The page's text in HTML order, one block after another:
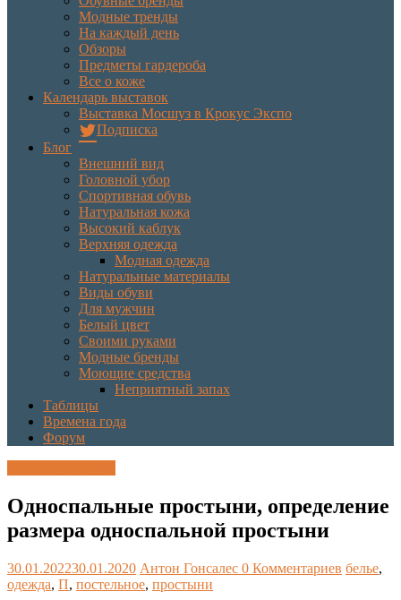
Модные тренды
На каждый день
Обзоры
Предметы гардероба
Все о коже
Календарь выставок
Выставка Мосшуз в Крокус Экспо
Подписка
Блог
Внешний вид
Головной убор
Спортивная обувь
Натуральная кожа
Высокий каблук
Верхняя одежда
Модная одежда
Натуральные материалы
Виды обуви
Для мужчин
Белый цвет
Своими руками
Модные бренды
Моющие средства
Неприятный запах
Таблицы
Времена года
Форум
Односпальные простыни, определение
размера односпальной простыни
30.01.202230.01.2020 Антон Гонсалес 0 Комментариев белье,
одежда, П, постельное, простыни